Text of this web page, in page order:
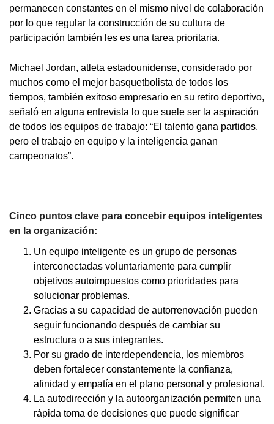
permanecen constantes en el mismo nivel de colaboración
por lo que regular la construcción de su cultura de
participación también les es una tarea prioritaria.
Michael Jordan, atleta estadounidense, considerado por
muchos como el mejor basquetbolista de todos los
tiempos, también exitoso empresario en su retiro deportivo,
señaló en alguna entrevista lo que suele ser la aspiración
de todos los equipos de trabajo: “El talento gana partidos,
pero el trabajo en equipo y la inteligencia ganan
campeonatos”.
Cinco puntos clave para concebir equipos inteligentes
en la organización:
Un equipo inteligente es un grupo de personas
interconectadas voluntariamente para cumplir
objetivos autoimpuestos como prioridades para
solucionar problemas.
Gracias a su capacidad de autorrenovación pueden
seguir funcionando después de cambiar su
estructura o a sus integrantes.
Por su grado de interdependencia, los miembros
deben fortalecer constantemente la confianza,
afinidad y empatía en el plano personal y profesional.
La autodirección y la autoorganización permiten una
rápida toma de decisiones que puede significar